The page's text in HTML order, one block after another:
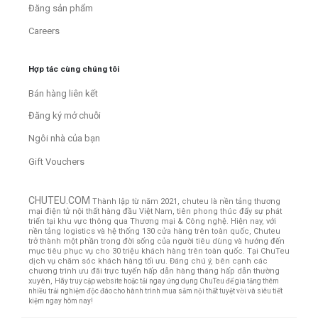
Đăng sản phẩm
Careers
Hợp tác cùng chúng tôi
Bán hàng liên kết
Đăng ký mở chuỗi
Ngôi nhà của bạn
Gift Vouchers
CHUTEU.COM Thành lập từ năm 2021, chuteu là nền tảng thương
mại điện tử nội thất hàng đầu Việt Nam, tiên phong thúc đẩy sự phát
triển tại khu vực thông qua Thương mại & Công nghệ. Hiện nay, với
nền tảng logistics và hệ thống 130 cửa hàng trên toàn quốc, Chuteu
trở thành một phần trong đời sống của người tiêu dùng và hướng đến
mục tiêu phục vụ cho 30 triệu khách hàng trên toàn quốc. Tại ChuTeu
dịch vụ chăm sóc khách hàng tối ưu. Đáng chú ý, bên cạnh các
chương trình ưu đãi trực tuyến hấp dẫn hàng tháng hấp dẫn thường
xuyên, Hãy truy cập website hoặc tải ngay ứng dụng ChuTeu để gia tăng thêm
nhiều trải nghiệm độc đáo cho hành trình mua sắm nội thất tuyệt vời và siêu tiết
kiệm ngay hôm nay!